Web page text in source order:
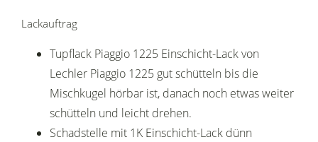
Lackauftrag
Tupflack Piaggio 1225 Einschicht-Lack von
Lechler Piaggio 1225 gut schütteln bis die
Mischkugel hörbar ist, danach noch etwas weiter
schütteln und leicht drehen.
Schadstelle mit 1K Einschicht-Lack dünn